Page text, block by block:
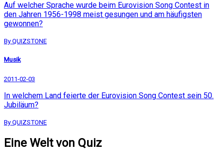
Auf welcher Sprache wurde beim Eurovision Song Contest in
den Jahren 1956-1998 meist gesungen und am häufigsten
gewonnen?
By QUIZSTONE
Musik
2011-02-03
In welchem Land feierte der Eurovision Song Contest sein 50.
Jubiläum?
By QUIZSTONE
Eine Welt von Quiz